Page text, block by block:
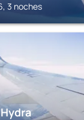
3 noches